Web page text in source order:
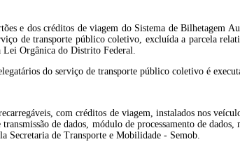
e dos créditos de viagem do Sistema de Bilhetagem
de transporte público coletivo, excluída a parcela
Lei Orgânica do Distrito Federal.
do serviço de transporte público coletivo é
com créditos de viagem, instalados nos
de dados, módulo de processamento de
Secretaria de Transporte e Mobilidade - Semob.